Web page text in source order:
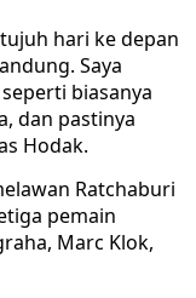
hari ke depan
Saya
biasanya
dan pastinya
Hodak.
Ratchaburi
pemain
Marc Klok,